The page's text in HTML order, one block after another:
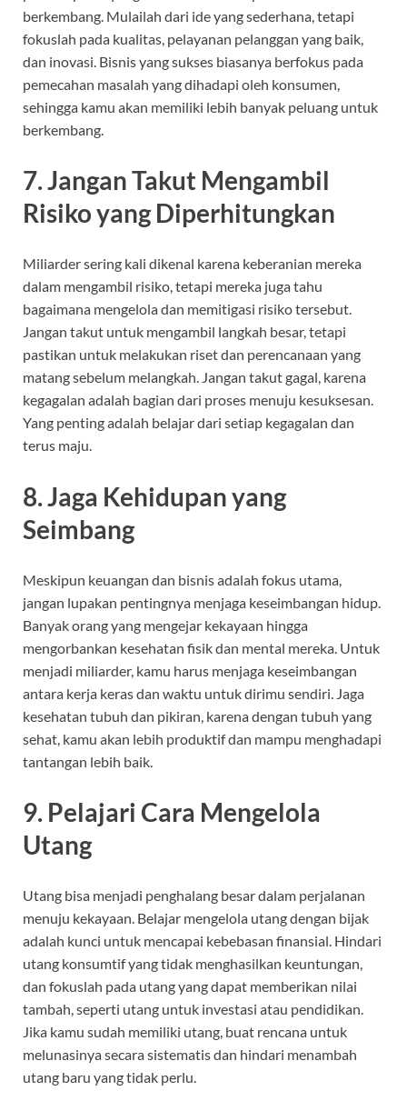
berkembang. Mulailah dari ide yang sederhana, tetapi
fokuslah pada kualitas, pelayanan pelanggan yang baik,
dan inovasi. Bisnis yang sukses biasanya berfokus pada
pemecahan masalah yang dihadapi oleh konsumen,
sehingga kamu akan memiliki lebih banyak peluang untuk
berkembang.
7.Jangan Takut Mengambil
Risiko yang Diperhitungkan
Miliarder sering kali dikenal karena keberanian mereka
dalam mengambil risiko, tetapi mereka juga tahu
bagaimana mengelola dan memitigasi risiko tersebut.
Jangan takut untuk mengambil langkah besar, tetapi
pastikan untuk melakukan riset dan perencanaan yang
matang sebelum melangkah. Jangan takut gagal, karena
kegagalan adalah bagian dari proses menuju kesuksesan.
Yang penting adalah belajar dari setiap kegagalan dan
terus maju.
8.Jaga Kehidupan yang
Seimbang
Meskipun keuangan dan bisnis adalah fokus utama,
jangan lupakan pentingnya menjaga keseimbangan hidup.
Banyak orang yang mengejar kekayaan hingga
mengorbankan kesehatan fisik dan mental mereka. Untuk
menjadi miliarder, kamu harus menjaga keseimbangan
antara kerja keras dan waktu untuk dirimu sendiri. Jaga
kesehatan tubuh dan pikiran, karena dengan tubuh yang
sehat, kamu akan lebih produktif dan mampu menghadapi
tantangan lebih baik.
9. Pelajari Cara Mengelola
Utang
Utang bisa menjadi penghalang besar dalam perjalanan
menuju kekayaan. Belajar mengelola utang dengan bijak
adalah kunci untuk mencapai kebebasan finansial. Hindari
utang konsumtif yang tidak menghasilkan keuntungan,
dan fokuslah pada utang yang dapat memberikan nilai
tambah, seperti utang untuk investasi atau pendidikan.
Jika kamu sudah memiliki utang, buat rencana untuk
melunasinya secara sistematis dan hindari menambah
utang baru yang tidak perlu.